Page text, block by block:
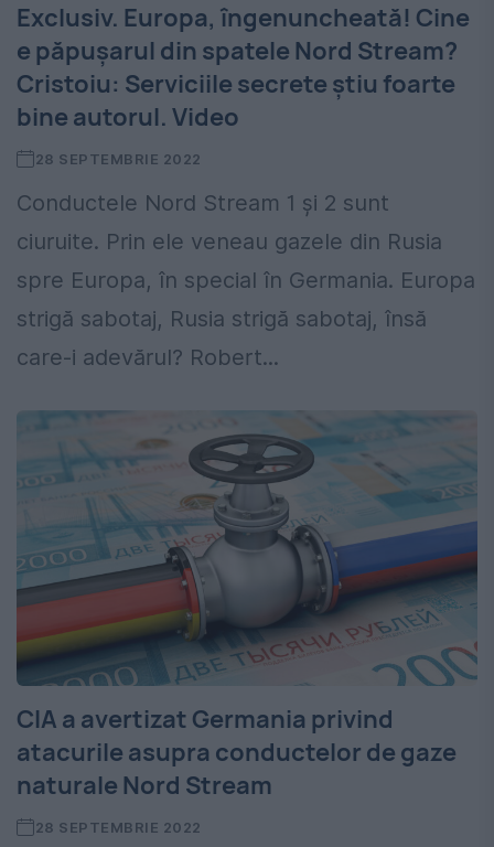
Exclusiv. Europa, îngenuncheată! Cine
e păpușarul din spatele Nord Stream?
Cristoiu: Serviciile secrete știu foarte
bine autorul. Video
28 SEPTEMBRIE 2022
Conductele Nord Stream 1 şi 2 sunt
ciuruite. Prin ele veneau gazele din Rusia
spre Europa, în special în Germania. Europa
strigă sabotaj, Rusia strigă sabotaj, însă
care-i adevărul? Robert...
CIA a avertizat Germania privind
atacurile asupra conductelor de gaze
naturale Nord Stream
28 SEPTEMBRIE 2022